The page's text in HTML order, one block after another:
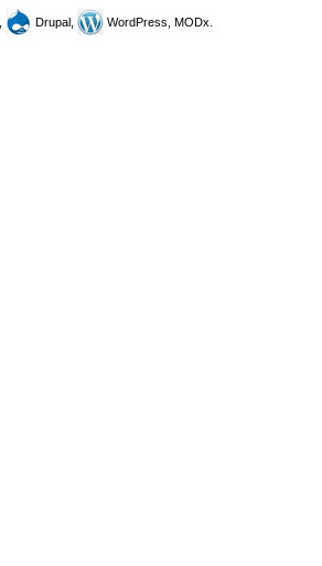
Drupal, WordPress, MODx.